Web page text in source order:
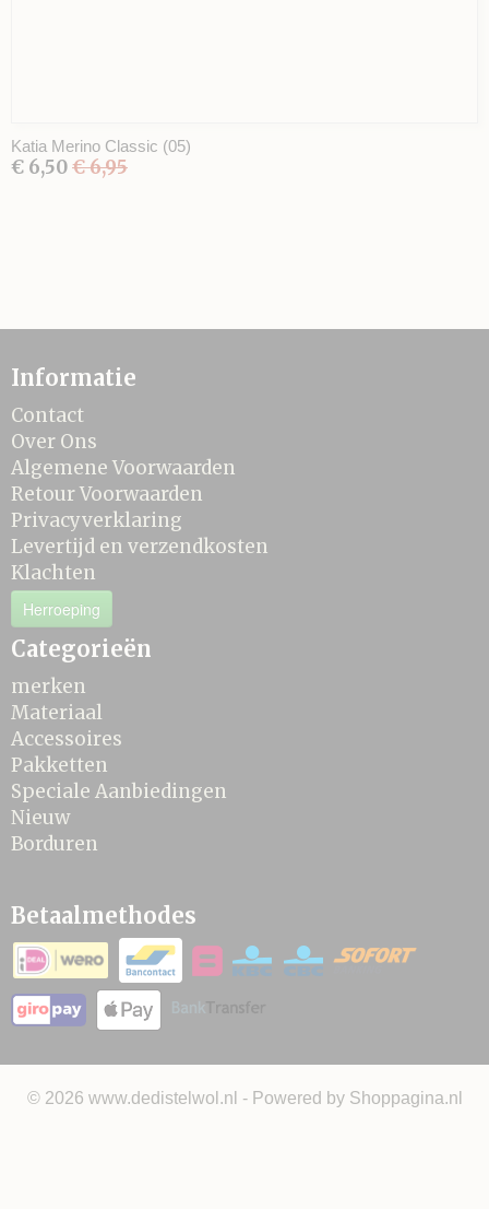
Katia Merino Classic (05)
€ 6,50€ 6,95
Informatie
Contact
Over Ons
Algemene Voorwaarden
Retour Voorwaarden
Privacyverklaring
Levertijd en verzendkosten
Klachten
Herroeping
Categorieën
merken
Materiaal
Accessoires
Pakketten
Speciale Aanbiedingen
Nieuw
Borduren
Betaalmethodes
© 2026 www.dedistelwol.nl - Powered by Shoppagina.nl